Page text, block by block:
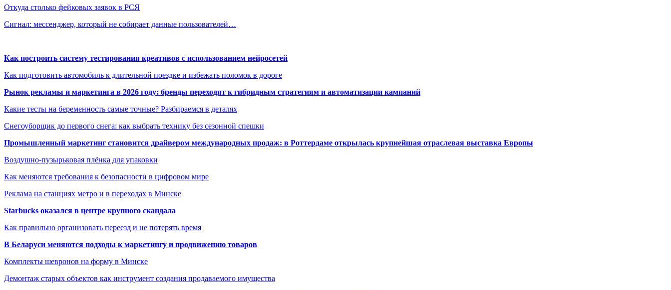
Откуда столько фейковых заявок в РСЯ
Сигнал: мессенджер, который не собирает данные пользователей…
Как построить систему тестирования креативов с использованием нейросетей
Как подготовить автомобиль к длительной поездке и избежать поломок в дороге
Рынок рекламы и маркетинга в 2026 году: бренды переходят к гибридным стратегиям и автоматизации кампаний
Какие тесты на беременность самые точные? Разбираемся в деталях
Снегоуборщик до первого снега: как выбрать технику без сезонной спешки
Промышленный маркетинг становится драйвером международных продаж: в Роттердаме открылась крупнейшая отраслевая выставка Европы
Воздушно-пузырьковая плёнка для упаковки
Как меняются требования к безопасности в цифровом мире
Реклама на станциях метро и в переходах в Минске
Starbucks оказался в центре крупного скандала
Как правильно организовать переезд и не потерять время
В Беларуси меняются подходы к маркетингу и продвижению товаров
Комплекты шевронов на форму в Минске
Демонтаж старых объектов как инструмент создания продаваемого имущества